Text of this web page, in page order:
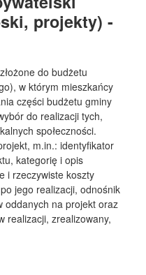
projekty) -
do budżetu
w którym mieszkańcy
części budżetu gminy
do realizacji tych,
społeczności.
m.in.: identyfikator
kategorię i opis
i rzeczywiste koszty
jego realizacji, odnośnik
oddanych na projekt oraz
realizacji, zrealizowany,